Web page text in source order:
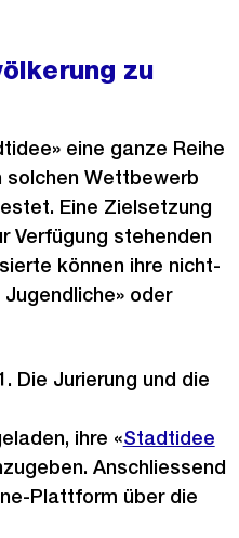
zu
eine ganze Reihe
solchen Wettbewerb
Eine Zielsetzung
Verfügung stehenden
können ihre nicht-
oder
Die Jurierung und die
ihre «Externer
Link:
Stadtidee
Anschliessend
Plattform über die